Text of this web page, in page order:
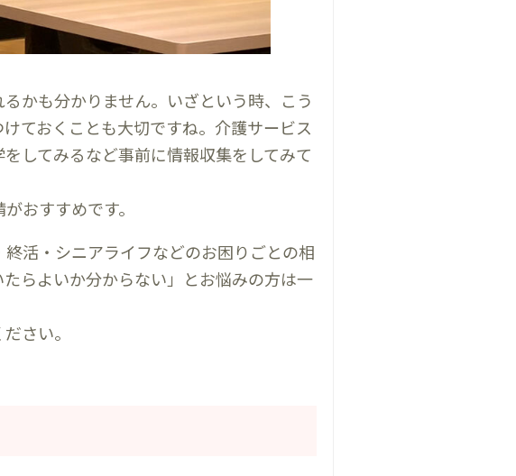
かも分かりません。いざという時、こう
ておくことも大切ですね。介護サービス
してみるなど事前に情報収集をしてみて
おすすめです。
活・シニアライフなどのお困りごとの相
らよいか分からない」とお悩みの方は一
さい。